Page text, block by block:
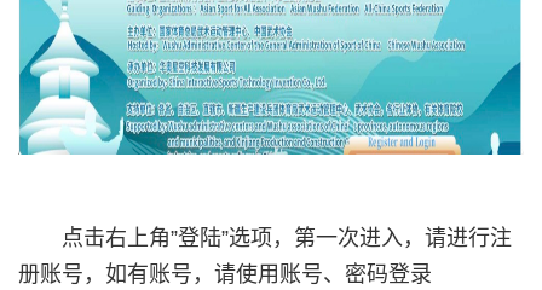
点击右上角”登陆”选项，第一次进入，请进行注
册账号，如有账号，请使用账号、密码登录